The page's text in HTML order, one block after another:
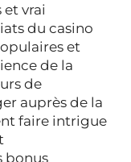
vrai
du casino
et
de la
de
auprès de la
faire intrigue
bonus